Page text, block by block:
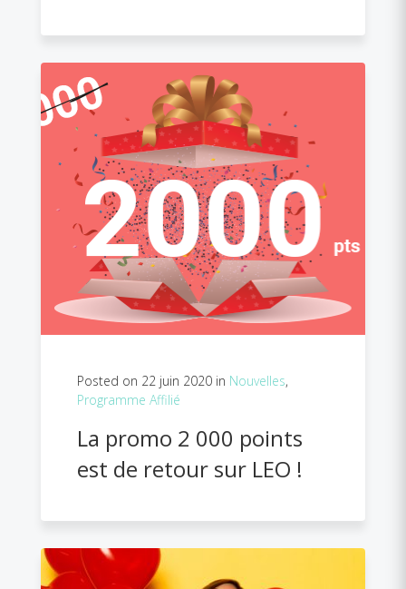
Posted on 22 juin 2020 in Nouvelles,
Programme Affilié
La promo 2 000 points
est de retour sur LEO !